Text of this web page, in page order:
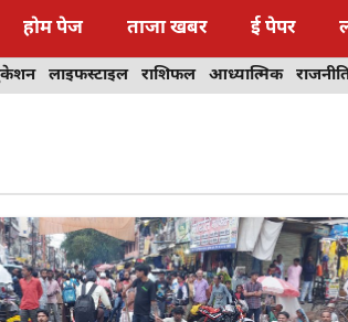
होम पेज ताजा खबर ई पेपर
लाइफस्टाइल राशिफल आध्यात्मिक